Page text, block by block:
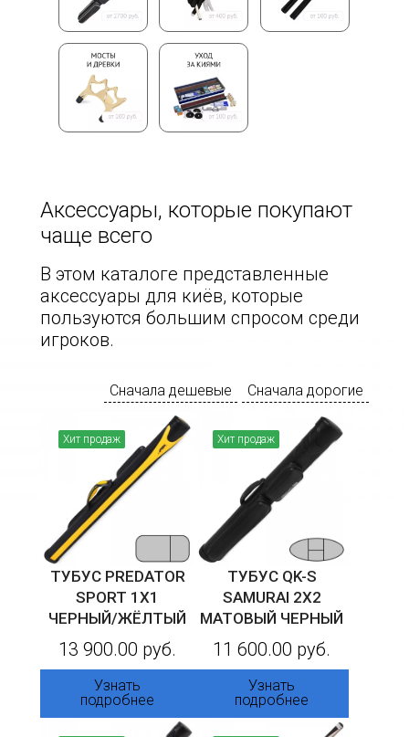
Аксессуары, которые покупают
чаще всего
В этом каталоге представленные
аксессуары для киёв, которые
пользуются большим спросом среди
игроков.
Сначала дорогие
Сначала дешевые
Хит продаж
ТУБУС PREDATOR
SPORT 1X1
ЧЕРНЫЙ/ЖЁЛТЫЙ
13 900.00 руб.
Узнать
подробнее
Хит продаж
ТУБУС QK-S
SAMURAI 2X2
МАТОВЫЙ ЧЕРНЫЙ
11 600.00 руб.
Узнать
подробнее